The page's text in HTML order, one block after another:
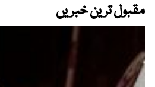
مقبول ترین خبریں